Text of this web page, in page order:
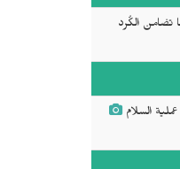
تضامن الكُرد
السلام